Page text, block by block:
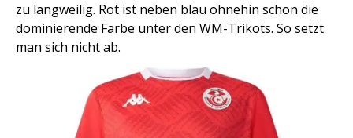
zu langweilig. Rot ist neben blau ohnehin schon die
dominierende Farbe unter den WM-Trikots. So setzt
man sich nicht ab.